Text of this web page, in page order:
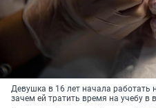
Девушка в 16 лет начала работать
зачем ей тратить время на учебу в